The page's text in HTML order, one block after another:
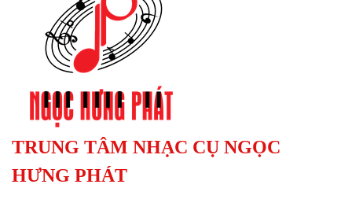
TRUNG TÂM NHẠC CỤ NGỌC
HƯNG PHÁT